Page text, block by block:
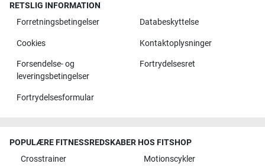
RETSLIG INFORMATION
Forretningsbetingelser
Databeskyttelse
Cookies Kontaktoplysninger
Forsendelse- og
leveringsbetingelser
Fortrydelsesret
Fortrydelsesformular
POPULÆRE FITNESSREDSKABER HOS FITSHOP
Crosstrainer
Motionscykler